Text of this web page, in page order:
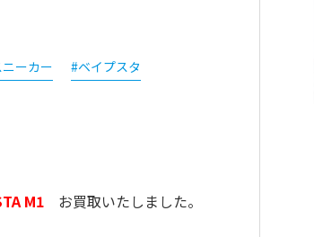
ニーカー
#ベイプスタ
M1 お買取いたしました。